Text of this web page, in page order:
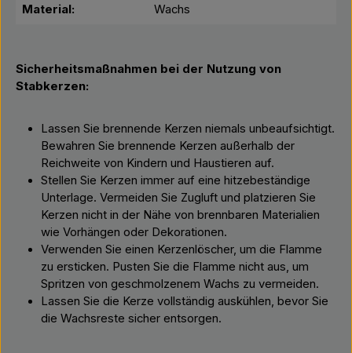
Material: Wachs
Sicherheitsmaßnahmen bei der Nutzung von
Stabkerzen:
Lassen Sie brennende Kerzen niemals unbeaufsichtigt.
Bewahren Sie brennende Kerzen außerhalb der
Reichweite von Kindern und Haustieren auf.
Stellen Sie Kerzen immer auf eine hitzebeständige
Unterlage. Vermeiden Sie Zugluft und platzieren Sie
Kerzen nicht in der Nähe von brennbaren Materialien
wie Vorhängen oder Dekorationen.
Verwenden Sie einen Kerzenlöscher, um die Flamme
zu ersticken. Pusten Sie die Flamme nicht aus, um
Spritzen von geschmolzenem Wachs zu vermeiden.
Lassen Sie die Kerze vollständig auskühlen, bevor Sie
die Wachsreste sicher entsorgen.